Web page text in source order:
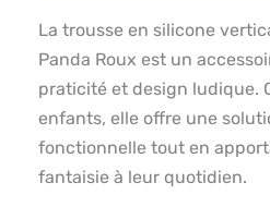
La trousse en silicone
Panda Roux est un
praticité et design ludique.
enfants, elle offre une
fonctionnelle tout en
fantaisie à leur quotidien.